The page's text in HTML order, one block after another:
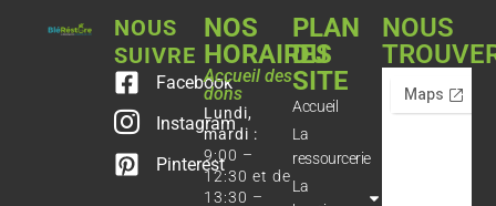
NOUS
SUIVRE
Facebook
Instagram
Pinterest
NOS
HORAIRES
Accueil des
dons
Lundi,
mardi :
9:00 –
12:30 et de
13:30 –
PLAN
DU
SITE
Accueil
La
ressourcerie
La
NOUS